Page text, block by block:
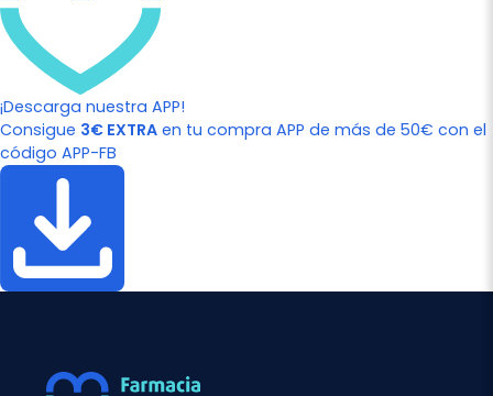
¡Descarga nuestra APP!
Consigue 3€ EXTRA en tu compra APP de más de 50€ con el
código APP-FB